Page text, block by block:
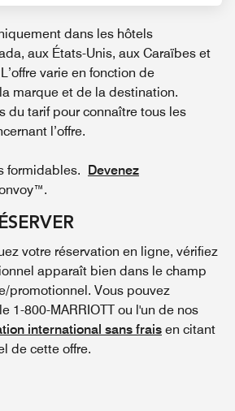
dans les hôtels
aux États-Unis, aux Caraïbes et
varie en fonction de
marque et de la destination.
du tarif pour connaître tous les
l’offre.
formidables. Devenez
votre réservation en ligne, vérifiez
apparaît bien dans le champ
promotionnel. Vous pouvez
1-800-MARRIOTT ou l'un de nos
international sans frais en citant
de cette offre.